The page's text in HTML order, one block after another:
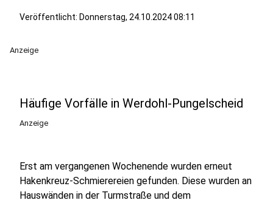
Veröffentlicht: Donnerstag, 24.10.2024 08:11
Anzeige
Häufige Vorfälle in Werdohl-Pungelscheid
Anzeige
Erst am vergangenen Wochenende wurden erneut
Hakenkreuz-Schmierereien gefunden. Diese wurden an
Hauswänden in der Turmstraße und dem